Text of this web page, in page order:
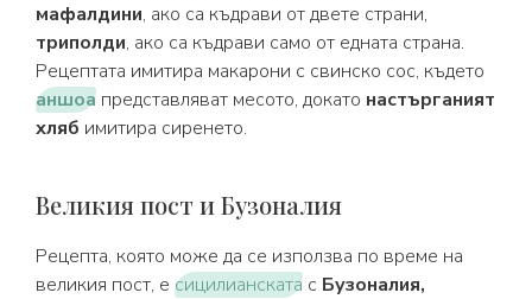
мафалдини, ако са къдрави от двете страни,
триполди, ако са къдрави само от едната страна.
Рецептата имитира макарони с свинско сос, където
аншоа представляват месото, докато настърганият
хляб имитира сиренето.
Великия пост и Бузоналия
Рецепта, която може да се използва по време на
великия пост, е сицилианската с Бузоналия,